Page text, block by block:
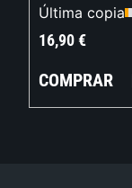
Última copia
16,90€
COMPRAR